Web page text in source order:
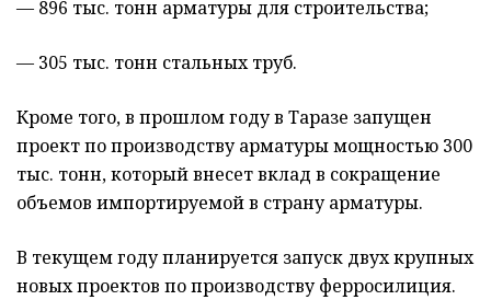
— 896 тыс. тонн арматуры для строительства;
— 305 тыс. тонн стальных труб.
Кроме того, в прошлом году в Таразе запущен
проект по производству арматуры мощностью 300
тыс. тонн, который внесет вклад в сокращение
объемов импортируемой в страну арматуры.
В текущем году планируется запуск двух крупных
новых проектов по производству ферросилиция.